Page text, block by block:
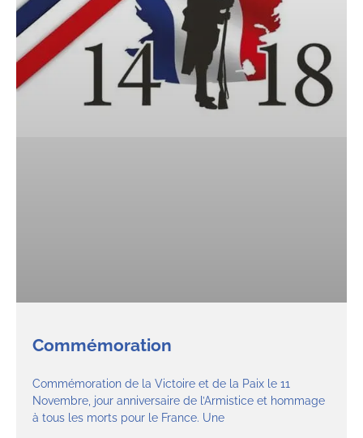
Commémoration
Commémoration de la Victoire et de la Paix le 11
Novembre, jour anniversaire de l’Armistice et hommage
à tous les morts pour le France. Une